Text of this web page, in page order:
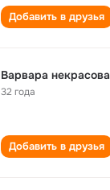
Добавить в друзья
Варвара некрасова
32 года
Добавить в друзья